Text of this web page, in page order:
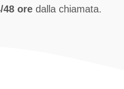
48 ore dalla chiamata.